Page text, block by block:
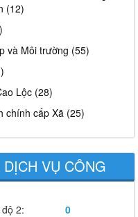
(12)
và Môi trường (55)
Lộc (28)
chính cấp Xã (25)
VỤ CÔNG
2:
0